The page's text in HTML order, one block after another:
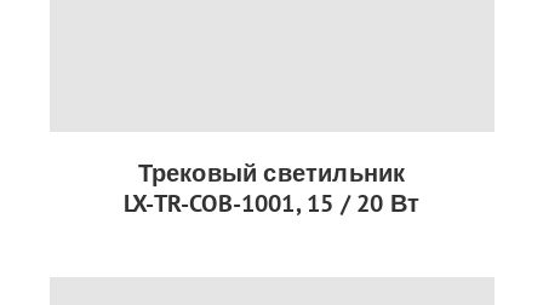
Трековый светильник
LX-TR-COB-1001, 15 / 20 Вт